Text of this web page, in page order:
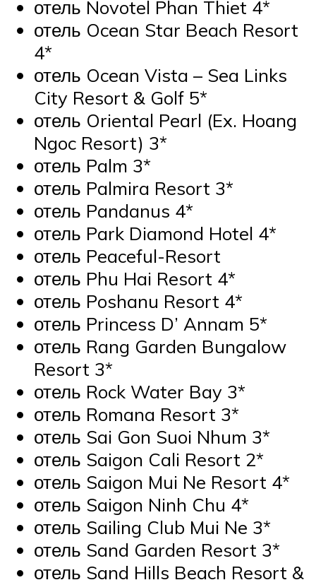
отель Novotel Phan Thiet 4*
отель Ocean Star Beach Resort
4*
отель Ocean Vista – Sea Links
City Resort & Golf 5*
отель Oriental Pearl (Ex. Hoang
Ngoc Resort) 3*
отель Palm 3*
отель Palmira Resort 3*
отель Pandanus 4*
отель Park Diamond Hotel 4*
отель Peaceful-Resort
отель Phu Hai Resort 4*
отель Poshanu Resort 4*
отель Princess D’ Annam 5*
отель Rang Garden Bungalow
Resort 3*
отель Rock Water Bay 3*
отель Romana Resort 3*
отель Sai Gon Suoi Nhum 3*
отель Saigon Cali Resort 2*
отель Saigon Mui Ne Resort 4*
отель Saigon Ninh Chu 4*
отель Sailing Club Mui Ne 3*
отель Sand Garden Resort 3*
отель Sand Hills Beach Resort &